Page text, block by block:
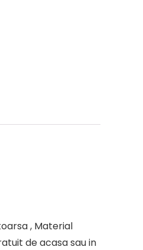
, Material
de acasa sau in